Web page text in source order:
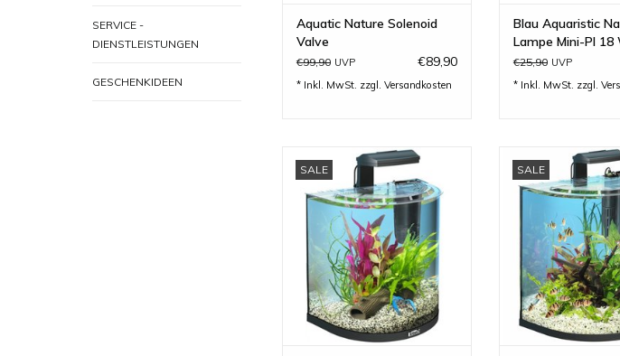
SERVICE -
DIENSTLEISTUNGEN
GESCHENKIDEEN
Aquatic Nature Solenoid
Valve
€99,90 UVP €89,90
* Inkl. MwSt. zzgl. Versandkosten
Blau Aquaristic
Lampe Mini-Pl 18
€25,90 UVP
* Inkl. MwSt. zzgl.
SALE
Tetra AquaArt Explorer Line 30
innovative Technik und
modernes Design...
ZUM WARENKORB HINZUFÜGEN
SALE
Tetra AquaArt
innovative
modernes
ZUM WARENKORB